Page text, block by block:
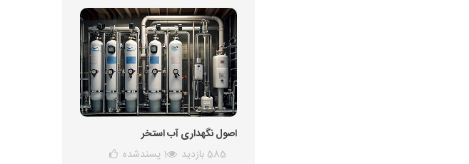
اصول نگهداری آب استخر
585 بازدید
1 پسندشده